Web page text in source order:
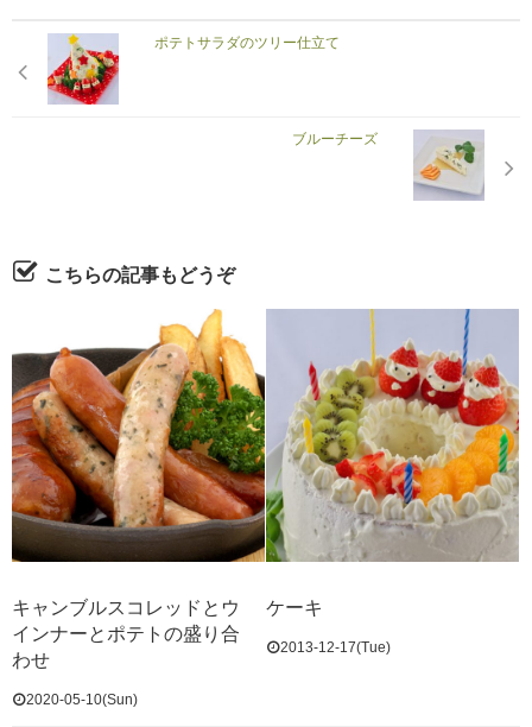
ポテトサラダのツリー仕立て
ブルーチーズ
こちらの記事もどうぞ
キャンブルスコレッドとウ
インナーとポテトの盛り合
わせ
2020-05-10(Sun)
ケーキ
2013-12-17(Tue)